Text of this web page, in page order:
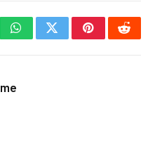
WhatsAppTwitterPinterest